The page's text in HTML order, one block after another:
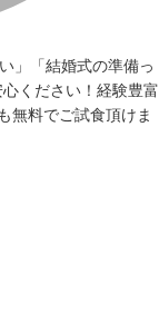
」「結婚式の準備っ
ください！経験豊富
無料でご試食頂けま